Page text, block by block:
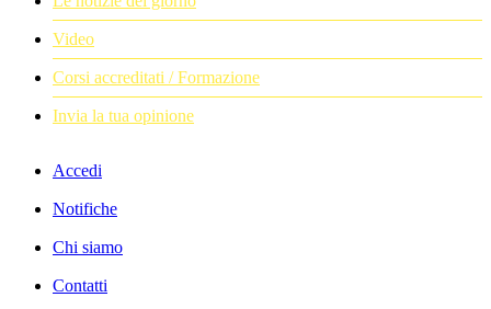
Video
Corsi accreditati / Formazione
Invia la tua opinione
Accedi
Notifiche
Chi siamo
Contatti